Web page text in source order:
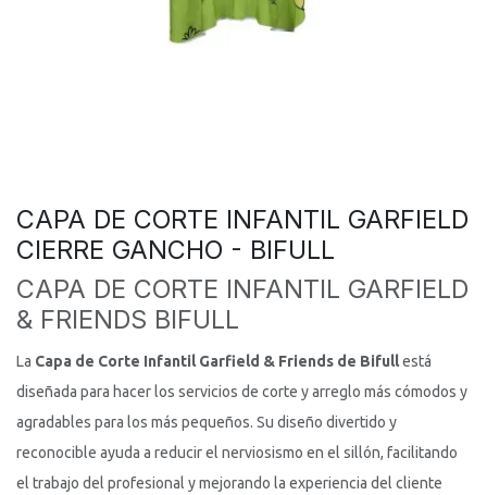
CAPA DE CORTE INFANTIL GARFIELD
CIERRE GANCHO - BIFULL
CAPA DE CORTE INFANTIL GARFIELD
& FRIENDS BIFULL
La Capa de Corte Infantil Garfield & Friends de Bifullestá
diseñada para hacer los servicios de corte y arreglo más cómodos y
agradables para los más pequeños. Su diseño divertido y
reconocible ayuda a reducir el nerviosismo en el sillón, facilitando
el trabajo del profesional y mejorando la experiencia del cliente